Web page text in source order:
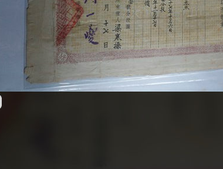
受著作權法保護-僅限於本平台有限度公開瀏覽